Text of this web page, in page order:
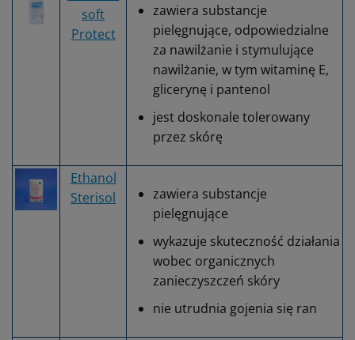
soft
Protect
zawiera substancje
pielęgnujące, odpowiedzialne
za nawilżanie i stymulujące
nawilżanie, w tym witaminę E,
glicerynę i pantenol
jest doskonale tolerowany
przez skórę
Ethanol
Sterisol
zawiera substancje
pielęgnujące
wykazuje skuteczność działania
wobec organicznych
zanieczyszczeń skóry
nie utrudnia gojenia się ran